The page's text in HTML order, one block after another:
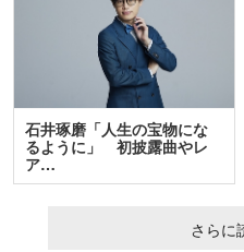
石井琢磨「人生の宝物にな
るように」 初披露曲やレ
ア…
さらに